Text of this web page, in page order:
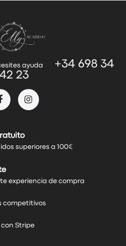
ayuda
+34 698 34
42 23
superiores a 100€
experiencia de compra
competitivos
con Stripe